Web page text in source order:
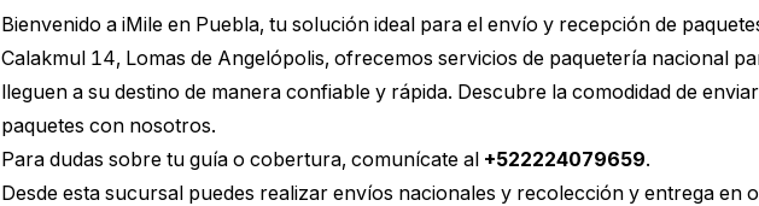
Bienvenido a iMile en Puebla, tu solución ideal para el envío y recepción de
Calakmul 14, Lomas de Angelópolis, ofrecemos servicios de paquetería nacional
lleguen a su destino de manera confiable y rápida. Descubre la comodidad de
paquetes con nosotros.
Para dudas sobre tu guía o cobertura, comunícate al +522224079659.
Desde esta sucursal puedes realizar envíos nacionales y recolección y entrega en